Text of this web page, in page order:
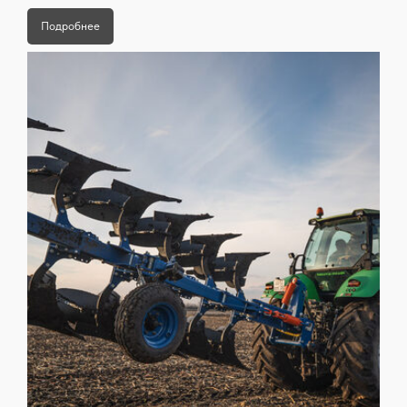
Подробнее
Матросова, д. 18, помещ. 1.2, офис 22
Email:
info@westagro.ru
WHATSAPP TELEGRAM
INSTAGRAM TIKTOK
VKONTAKTE